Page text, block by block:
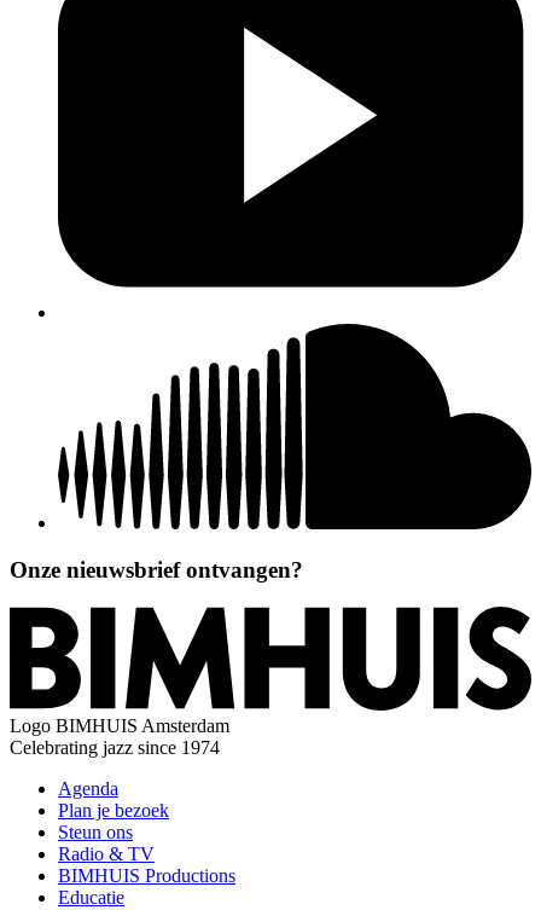
Onze nieuwsbrief ontvangen?
Logo BIMHUIS Amsterdam
Celebrating jazz since 1974
Agenda
Plan je bezoek
Steun ons
Radio & TV
BIMHUIS Productions
Educatie